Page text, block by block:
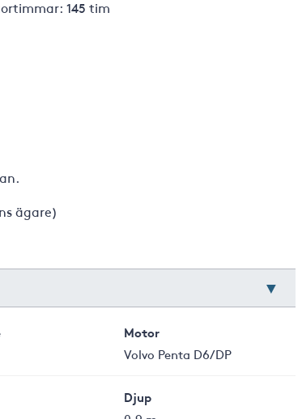
145 tim
ägare)
Motor
Volvo Penta D6/DP
Djup